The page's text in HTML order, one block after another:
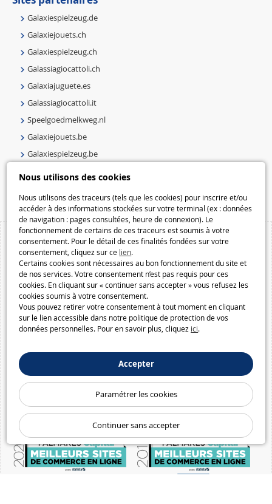
Nous utilisons des cookies
Nous utilisons des traceurs (tels que les cookies) pour inscrire et/ou
accéder à des informations stockées sur votre terminal (ex : données
de navigation : pages consultées, heure de connexion). Le
fonctionnement de certains de ces traceurs est soumis à votre
consentement. Pour le détail de ces finalités fondées sur votre
consentement, cliquez sur ce lien.
Certains cookies sont nécessaires au bon fonctionnement du site et
de nos services. Votre consentement n’est pas requis pour ces
cookies. En cliquant sur « continuer sans accepter » vous refusez les
cookies soumis à votre consentement.
Vous pouvez retirer votre consentement à tout moment en cliquant
sur le lien accessible dans notre politique de protection de vos
données personnelles. Pour en savoir plus, cliquez ici.
Accepter
Paramétrer les cookies
Continuer sans accepter
Galaxiespielzeug.de
Galaxiejouets.ch
Galaxiespielzeug.ch
Galassiagiocattoli.ch
Galaxiajuguete.es
Galassiagiocattoli.it
Speelgoedmelkweg.nl
Galaxiejouets.be
Galaxiespielzeug.be